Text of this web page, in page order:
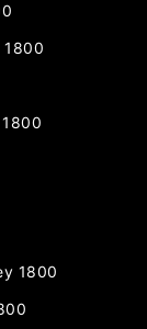
1800
1800